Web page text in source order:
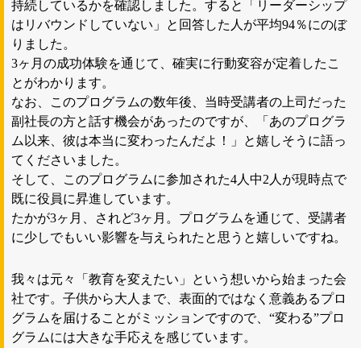
持続しているかを確認しました。すると「リーダーシップ
はリバウンドしていない」と回答した人が平均94％にのぼ
りました。
3ヶ月の成功体験を通じて、確実に行動変容が定着したこ
とがわかります。
なお、このプログラムの数年後、当時受講者の上司だった
副社長の方と話す機会があったのですが、「あのプログラ
ム以来、彼は本当に変わったんだよ！」と嬉しそうに語っ
てくださいました。
そして、このプログラムに参加された4人中2人が現時点で
既に役員に昇進しています。
たかが3ヶ月、されど3ヶ月。プログラムを通じて、受講者
に少しでもいい影響を与えられたと思うと嬉しいですね。
我々は元々「教育を変えたい」という想いから始まった会
社です。子供から大人まで、表面的ではなく意義あるプロ
グラムを届けることがミッションですので、“変わる”プロ
グラムには大きな手応えを感じています。